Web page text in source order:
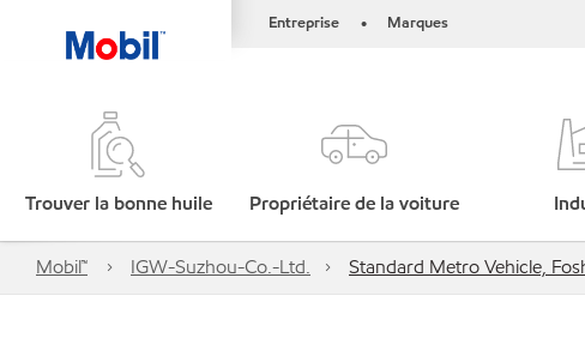
Entreprise • Marques
Trouver la bonne huile Propriétaire de la voiture
Mobil™ IGW-Suzhou-Co.-Ltd. Standard Metro Vehicle,